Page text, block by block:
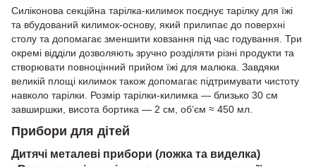
Силіконова секційна тарілка-килимок поєднує тарілку для їжі
та вбудований килимок-основу, який прилипає до поверхні
столу та допомагає зменшити ковзання під час годування. Три
окремі відділи дозволяють зручно розділяти різні продукти та
створювати повноцінний прийом їжі для малюка. Завдяки
великій площі килимок також допомагає підтримувати чистоту
навколо тарілки. Розмір тарілки-килимка — близько 30 см
завширшки, висота бортика — 2 см, об’єм ≈ 450 мл.
Прибори для дітей
Дитячі металеві прибори (ложка та виделка)